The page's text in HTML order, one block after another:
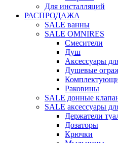
Для инсталляций
РАСПРОДАЖА
SALE ванны
SALE OMNIRES
Смесители
Душ
Аксессуары
Душевые
Раковины
SALE донные
SALE аксессуары
Держатели
Дозаторы
Крючки